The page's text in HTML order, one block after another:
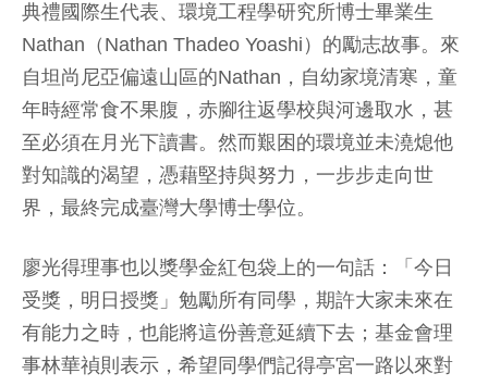
典禮國際生代表、環境工程學研究所博士畢業生
Nathan（Nathan Thadeo Yoashi）的勵志故事。來
自坦尚尼亞偏遠山區的Nathan，自幼家境清寒，童
年時經常食不果腹，赤腳往返學校與河邊取水，甚
至必須在月光下讀書。然而艱困的環境並未澆熄他
對知識的渴望，憑藉堅持與努力，一步步走向世
界，最終完成臺灣大學博士學位。
廖光得理事也以獎學金紅包袋上的一句話：「今日
受獎，明日授獎」勉勵所有同學，期許大家未來在
有能力之時，也能將這份善意延續下去；基金會理
事林華禎則表示，希望同學們記得亭宮一路以來對